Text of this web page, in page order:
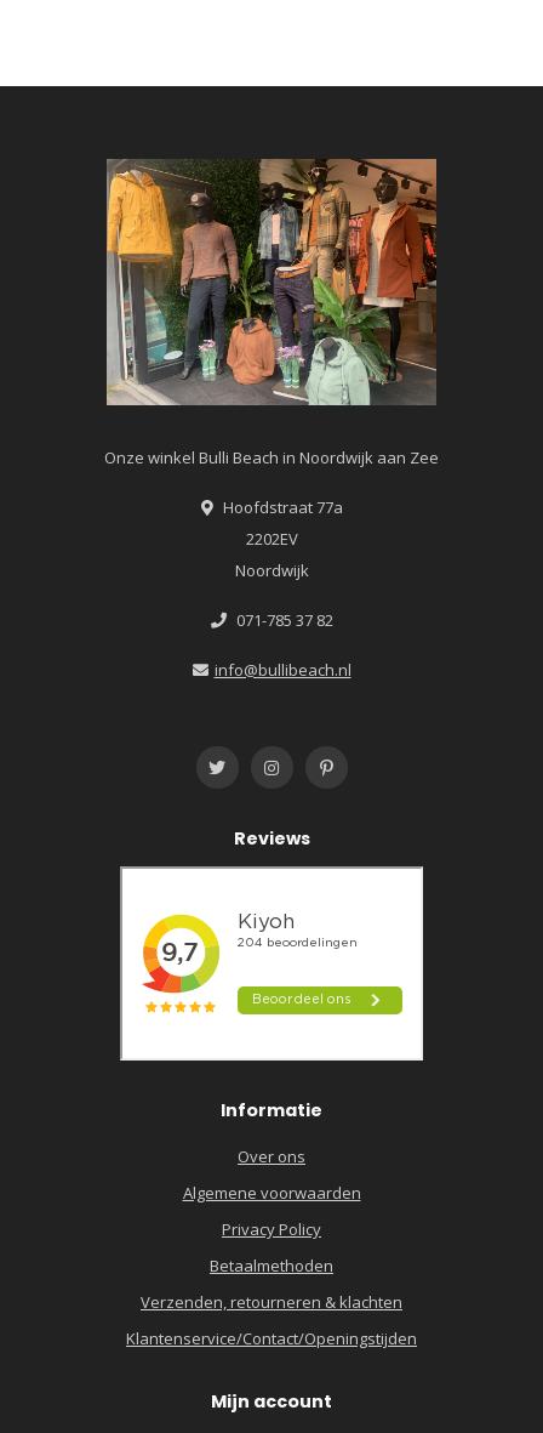
Onze winkel Bulli Beach in Noordwijk aan Zee
Hoofdstraat 77a
2202EV
Noordwijk
071-785 37 82
info@bullibeach.nl
Reviews
Informatie
Over ons
Algemene voorwaarden
Privacy Policy
Betaalmethoden
Verzenden, retourneren & klachten
Klantenservice/Contact/Openingstijden
Mijn account